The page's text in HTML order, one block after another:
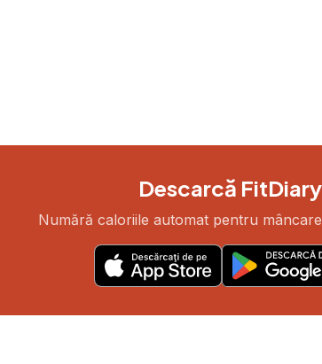
Descarcă FitDiary
Numără caloriile automat pentru